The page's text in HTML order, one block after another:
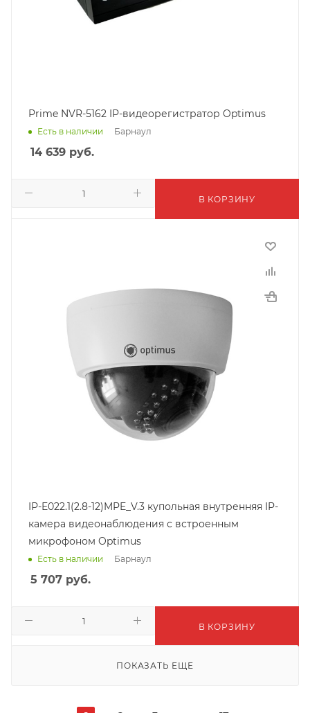
Prime NVR-5162 IP-видеорегистратор Optimus
Есть в наличии Барнаул
14 639 руб.
В КОРЗИНУ
IP-E022.1(2.8-12)MPE_V.3 купольная внутренняя IP-
камера видеонаблюдения с встроенным
микрофоном Optimus
Есть в наличии Барнаул
5 707 руб.
В КОРЗИНУ
ПОКАЗАТЬ ЕЩЕ